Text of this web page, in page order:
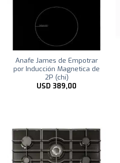
Anafe James de Empotrar
por Inducción Magnetica de
2P (chi)
USD 389,00